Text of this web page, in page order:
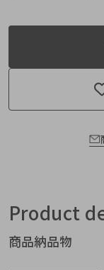
Product
商品納品物